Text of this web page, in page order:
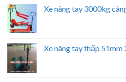
Xe nâng tay 3000kg
Xe nâng tay thấp 51mm